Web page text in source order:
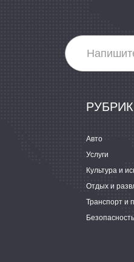
Авто
Услуги
Культура и
Отдых и
Транспорт и
Безопасность